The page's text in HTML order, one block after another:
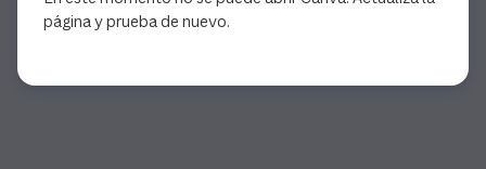
página y prueba de nuevo.